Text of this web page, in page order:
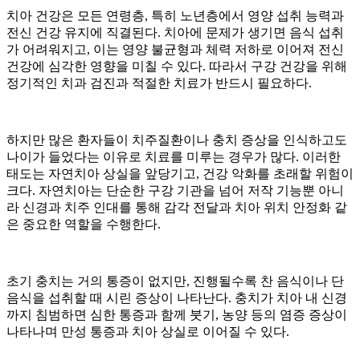
치아 건강은 모든 연령층, 특히 노년층에서 영양 섭취 능력과
전신 건강 유지에 직결된다. 치아에 문제가 생기면 음식 섭취
가 어려워지고, 이는 영양 불균형과 체력 저하로 이어져 전신
건강에 심각한 영향을 미칠 수 있다. 따라서 구강 건강을 위해
정기적인 치과 검진과 적절한 치료가 반드시 필요하다.
하지만 많은 환자들이 치주질환이나 충치 증상을 인식하고도
나이가 들었다는 이유로 치료를 미루는 경우가 많다. 이러한
태도는 자연치아 상실을 앞당기고, 건강 악화를 초래할 위험이
크다. 자연치아는 단순한 구강 기관을 넘어 저작 기능뿐 아니
라 신경과 치주 인대를 통해 감각 전달과 치아 위치 안정화 같
은 중요한 역할을 수행한다.
초기 충치는 거의 통증이 없지만, 진행될수록 찬 음식이나 단
음식을 섭취할 때 시린 증상이 나타난다. 충치가 치아 내 신경
까지 침범하면 심한 통증과 함께 붓기, 농양 등의 염증 증상이
나타나며 만성 통증과 치아 상실로 이어질 수 있다.